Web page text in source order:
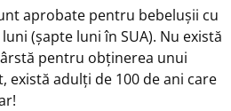
aprobate pentru bebelușii cu
(șapte luni în SUA). Nu există
pentru obținerea unui
există adulți de 100 de ani care